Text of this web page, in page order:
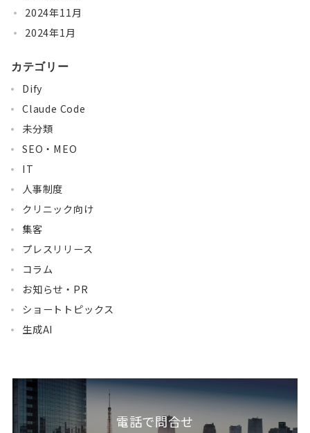
2024年11月
2024年1月
カテゴリー
Dify
Claude Code
未分類
SEO・MEO
IT
人事制度
クリニック向け
集客
プレスリリース
コラム
お知らせ・PR
ショートトピックス
生成AI
電話で問合せ